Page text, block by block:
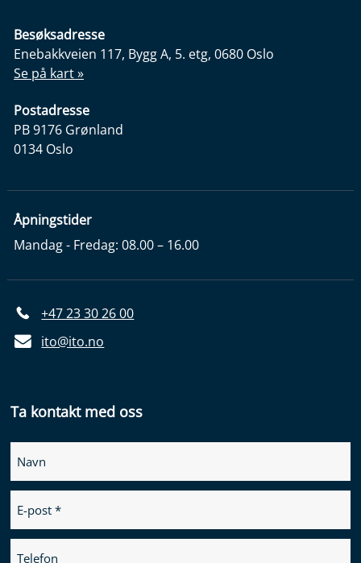
Besøksadresse
Enebakkveien 117, Bygg A, 5. etg, 0680 Oslo
Se på kart »
Postadresse
PB 9176 Grønland
0134 Oslo
Åpningstider
Mandag - Fredag: 08.00 – 16.00
+47 23 30 26 00
ito@ito.no
Ta kontakt med oss